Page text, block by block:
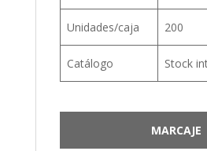
Unidades/caja 200
Catálogo Stock
MARCAJE